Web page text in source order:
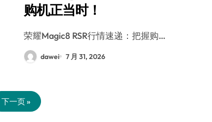
购机正当时！
荣耀Magic8 RSR行情速递：把握购…
dawei 7 月 31, 2026
下一页 »